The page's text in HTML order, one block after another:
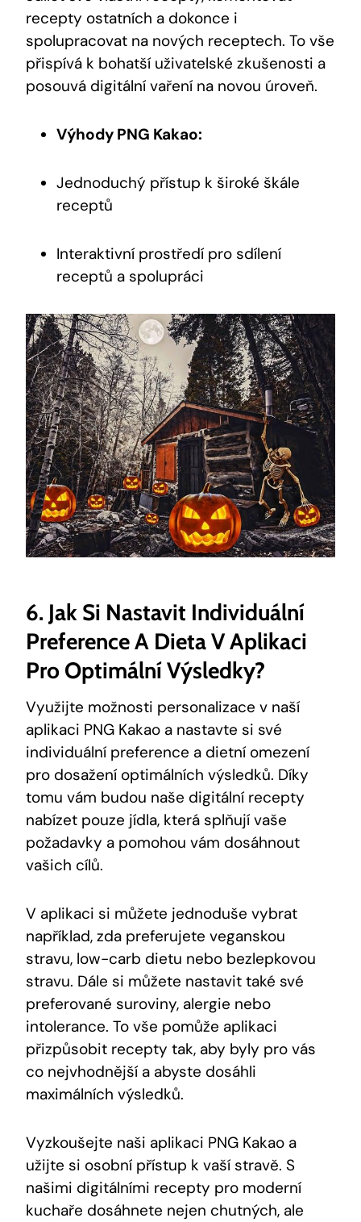
⁤recepty ostatních⁣ a dokonce i
spolupracovat na nových ⁢receptech. To vše
přispívá k bohatší ​uživatelské​ zkušenosti⁣ a
posouvá digitální‍ vaření na novou úroveň.
Výhody PNG Kakao:
Jednoduchý⁣ přístup k široké⁤ škále
receptů
Interaktivní⁤ prostředí pro sdílení
receptů a spolupráci
6.‍ Jak Si Nastavit⁤ Individuální
Preference A Dieta V‍ Aplikaci
Pro Optimální Výsledky?
Využijte možnosti⁤ personalizace ⁤v naší
aplikaci PNG Kakao a nastavte⁤ si své
⁣individuální‍ preference a dietní ‌omezení
pro dosažení optimálních výsledků. Díky‌
tomu vám​ budou naše digitální recepty
nabízet pouze ‍jídla, která splňují ‍vaše
požadavky a pomohou vám dosáhnout⁤
vašich cílů.
V aplikaci‍ si můžete jednoduše vybrat⁣
například, zda preferujete veganskou⁣
stravu, low-carb⁤ dietu nebo bezlepkovou
stravu. Dále‍ si ⁢můžete⁤ nastavit také své‌
preferované suroviny,​ alergie nebo
intolerance. To vše pomůže ‌aplikaci
přizpůsobit‍ recepty tak, aby byly ⁢pro⁢ vás
co nejvhodnější a abyste dosáhli
‌maximálních ​výsledků.
Vyzkoušejte naši aplikaci ⁢PNG Kakao a
užijte ‌si osobní přístup‌ k vaší stravě. S​
našimi digitálními recepty pro ‍moderní
kuchaře dosáhnete nejen chutných, ale